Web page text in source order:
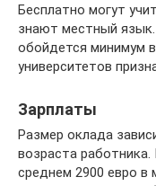
Бесплатно могут
знают местный
обойдется минимум
университетов
Зарплаты
Размер оклада
возраста
среднем 2900 евро в